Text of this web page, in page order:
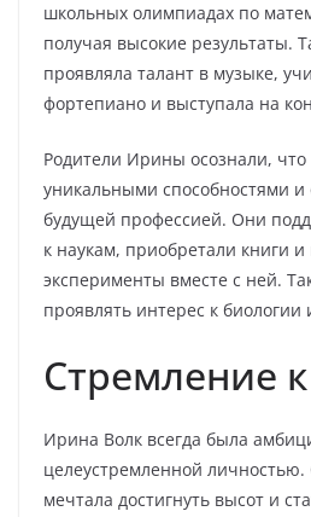
школьных олимпиадах по
получая высокие результаты.
проявляла талант в музыке,
фортепиано и выступала на
Родители Ирины осознали, что
уникальными способностями и
будущей профессией. Они
к наукам, приобретали книги
эксперименты вместе с ней.
проявлять интерес к
Стремление
Ирина Волк всегда была
целеустремленной личностью.
мечтала достигнуть высот и